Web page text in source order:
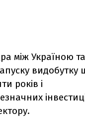
між Україною
видобутку
років і
значних